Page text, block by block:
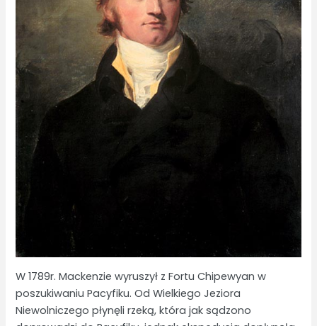
W 1789r. Mackenzie wyruszył z Fortu Chipewyan w
poszukiwaniu Pacyfiku. Od Wielkiego Jeziora
Niewolniczego płynęli rzeką, która jak sądzono